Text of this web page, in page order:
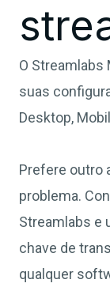
O
suas
Desktop,
Prefere outro
problema.
Streamlabs e
chave de
qualquer